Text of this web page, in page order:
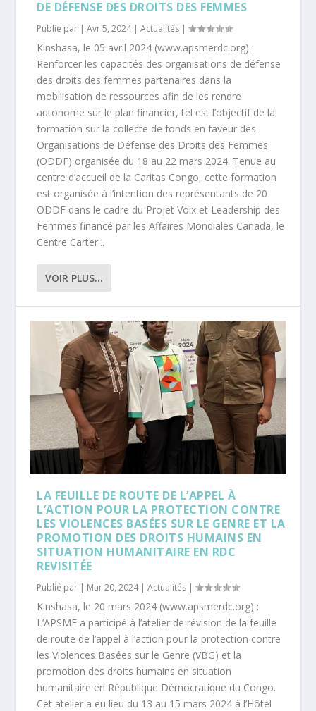
DE DÉFENSE DES DROITS DES FEMMES
Publié par |Avr 5, 2024|Actualités |
Kinshasa, le 05 avril 2024 (www.apsmerdc.org) :
Renforcer les capacités des organisations de défense
des droits des femmes partenaires dans la
mobilisation de ressources afin de les rendre
autonome sur le plan financier, tel est l’objectif de la
formation sur la collecte de fonds en faveur des
Organisations de Défense des Droits des Femmes
(ODDF) organisée du 18 au 22 mars 2024. Tenue au
centre d’accueil de la Caritas Congo, cette formation
est organisée à l’intention des représentants de 20
ODDF dans le cadre du Projet Voix et Leadership des
Femmes financé par les Affaires Mondiales Canada, le
Centre Carter...
VOIR PLUS...
LA FEUILLE DE ROUTE DE L’APPEL À
L’ACTION POUR LA PROTECTION CONTRE
LES VIOLENCES BASÉES SUR LE GENRE ET LA
PROMOTION DES DROITS HUMAINS EN
SITUATION HUMANITAIRE EN RDC
REVISITÉE
Publié par | Mar 20, 2024|Actualités |
Kinshasa, le 20 mars 2024 (www.apsmerdc.org) :
L’APSME a participé à l’atelier de révision de la feuille
de route de l’appel à l’action pour la protection contre
les Violences Basées sur le Genre (VBG) et la
promotion des droits humains en situation
humanitaire en République Démocratique du Congo.
Cet atelier a eu lieu du 13 au 15 mars 2024 à l’Hôtel